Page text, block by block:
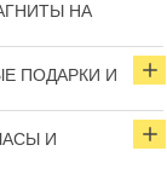
НА
ПОДАРКИ И
И